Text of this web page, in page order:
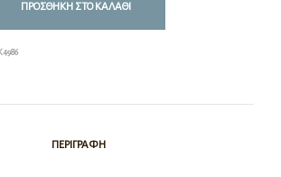
ΠΡΟΣΘΉΚΗ ΣΤΟ ΚΑΛΆΘΙ
ΠΕΡΙΓΡΑΦΉ